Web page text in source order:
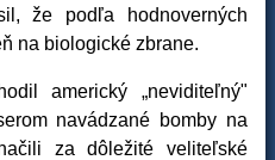
že podľa hodnoverných
na biologické zbrane.
americký „neviditeľný"
navádzané bomby na
za dôležité veliteľské